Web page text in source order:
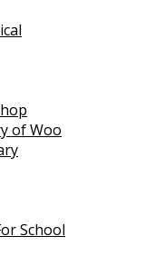
of Woo
School